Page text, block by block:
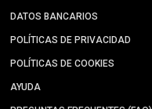
DATOS BANCARIOS
POLÍTICAS DE PRIVACIDAD
POLÍTICAS DE COOKIES
AYUDA